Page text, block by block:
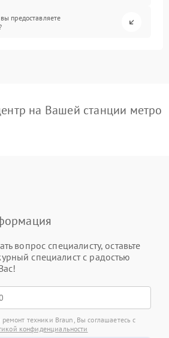
предоставляете
на Вашей станции метро
вопрос специалисту, оставьте
специалист с радостью
техники Braun, Вы соглашаетесь с
конфиденциальности